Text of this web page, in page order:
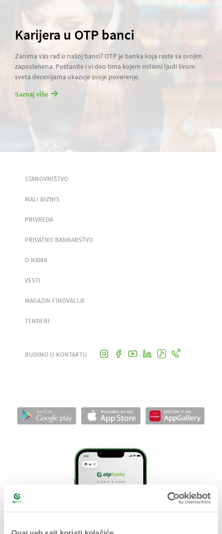
Karijera u OTP banci
Zanima vas rad u našoj banci? OTP je banka koja raste sa svojim
zaposlenima. Postanite i vi deo tima kojem milioni ljudi širom
sveta decenijama ukazuje svoje poverenje.
Saznaj više
STANOVNIŠTVO
MALI BIZNIS
PRIVREDA
PRIVATNO BANKARSTVO
O NAMA
VESTI
MAGAZIN FINOVACIJE
TENDERI
BUDIMO U KONTAKTU